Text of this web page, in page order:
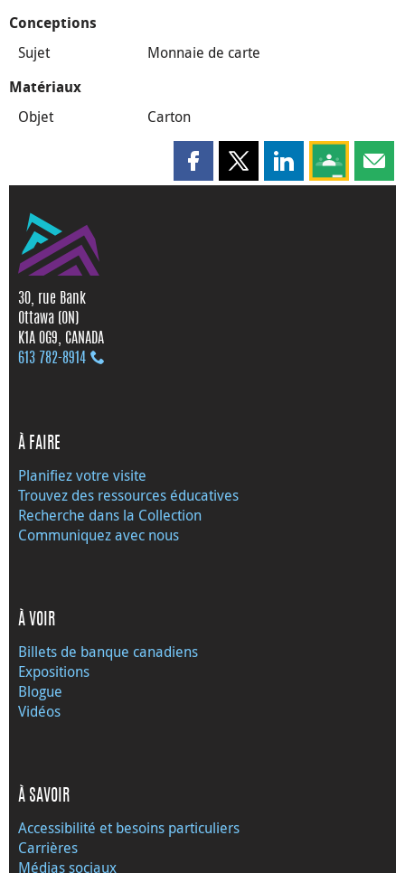
Conceptions
Sujet Monnaie de carte
Matériaux
Objet Carton
Partager cette page sur
Partager cette page sur X
Partager cette
Partagez
30, rue Bank
Ottawa (ON)
K1A 0G9, CANADA
613 782‑8914
À FAIRE
Planifiez votre visite
Trouvez des ressources éducatives
Recherche dans la Collection
Communiquez avec nous
À VOIR
Billets de banque canadiens
Expositions
Blogue
Vidéos
À SAVOIR
Accessibilité et besoins particuliers
Carrières
Médias sociaux